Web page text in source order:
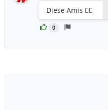
0
Diese Amis 🙆‍♂️